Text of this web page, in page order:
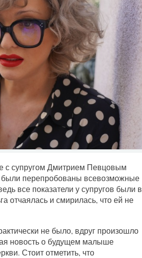
с супругом Дмитрием Певцовым
были перепробованы всевозможные
все показатели у супругов были в
отчаялась и смирилась, что ей не
не было, вдруг произошло
новость о будущем малыше
Стоит отметить, что